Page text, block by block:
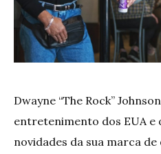
Dwayne “The Rock”
entretenimento dos EUA e
novidades da sua marca